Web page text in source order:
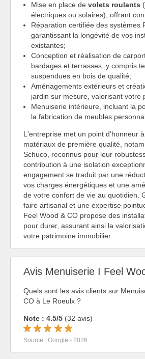
Mise en place de volets roulants
électriques ou solaires), offrant
Réparation certifiée des systèmes
garantissant la longévité de vos
existantes;
Conception et réalisation de
bardages et terrasses, y compris
suspendues en bois de qualité;
Aménagements extérieurs et
jardin sur mesure, valorisant votre
Menuiserie intérieure, incluant la
la fabrication de meubles
L'entreprise met un point d'honneur
matériaux de première qualité,
Schuco, reconnus pour leur
contribution à une isolation
engagement se traduit par une
vos charges énergétiques et une
de votre confort de vie au quotidien.
faire artisanal et une expertise
Feel Wood & CO propose des
pour durer, assurant ainsi la
votre patrimoine immobilier.
Avis Menuiserie I Feel
Quels sont les avis clients sur
CO à Le Roeulx ?
Note : 4.5/5 (32 avis)
Source : Google - 2026